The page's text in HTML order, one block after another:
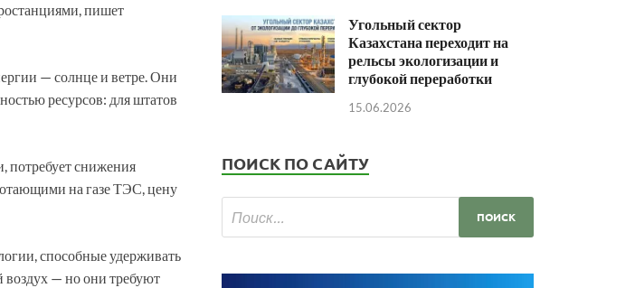
пишет
— солнце и ветре. Они
ресурсов: для штатов
потребует снижения
на газе ТЭС, цену
способные удерживать
— но они требуют
Угольный сектор
Казахстана переходит на
рельсы экологизации и
глубокой переработки
15.06.2026
ПОИСК ПО САЙТУ